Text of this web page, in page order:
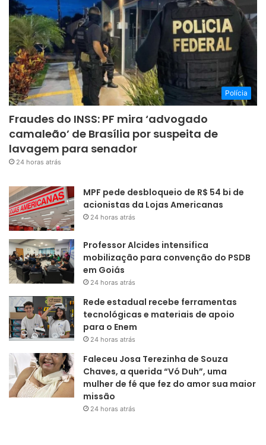
Polícia
Fraudes do INSS: PF mira ‘advogado
camaleão’ de Brasília por suspeita de
lavagem para senador
24 horas atrás
MPF pede desbloqueio de R$ 54 bi de
acionistas da Lojas Americanas
24 horas atrás
Professor Alcides intensifica
mobilização para convenção do PSDB
em Goiás
24 horas atrás
Rede estadual recebe ferramentas
tecnológicas e materiais de apoio
para o Enem
24 horas atrás
Faleceu Josa Terezinha de Souza
Chaves, a querida “Vó Duh”, uma
mulher de fé que fez do amor sua maior
missão
24 horas atrás